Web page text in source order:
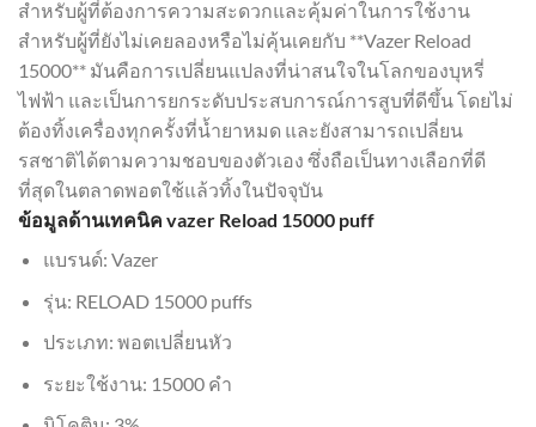
สำหรับผู้ที่ต้องการความสะดวกและคุ้มค่าในการใช้งาน
สำหรับผู้ที่ยังไม่เคยลองหรือไม่คุ้นเคยกับ **Vazer Reload
15000** มันคือการเปลี่ยนแปลงที่น่าสนใจในโลกของบุหรี่
ไฟฟ้า และเป็นการยกระดับประสบการณ์การสูบที่ดีขึ้น โดยไม่
ต้องทิ้งเครื่องทุกครั้งที่น้ำยาหมด และยังสามารถเปลี่ยน
รสชาติได้ตามความชอบของตัวเอง ซึ่งถือเป็นทางเลือกที่ดี
ที่สุดในตลาดพอตใช้แล้วทิ้งในปัจจุบัน
ข้อมูลด้านเทคนิค vazer Reload 15000 puff
แบรนด์: Vazer
รุ่น: RELOAD 15000 puffs
ประเภท: พอตเปลี่ยนหัว
ระยะใช้งาน: 15000 คำ